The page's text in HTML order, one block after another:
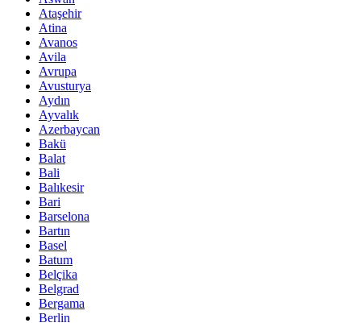
Ataşehir
Atina
Avanos
Avila
Avrupa
Avusturya
Aydın
Ayvalık
Azerbaycan
Bakü
Balat
Bali
Balıkesir
Bari
Barselona
Bartın
Basel
Batum
Belçika
Belgrad
Bergama
Berlin